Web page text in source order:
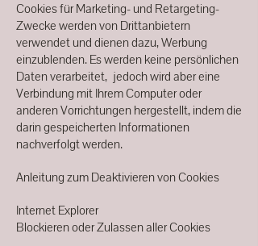
Cookies für Marketing- und Retargeting-
Zwecke werden von Drittanbietern
verwendet und dienen dazu, Werbung
einzublenden. Es werden keine persönlichen
Daten verarbeitet, jedoch wird aber eine
Verbindung mit Ihrem Computer oder
anderen Vorrichtungen hergestellt, indem die
darin gespeicherten Informationen
nachverfolgt werden.
Anleitung zum Deaktivieren von Cookies
Internet Explorer
Blockieren oder Zulassen aller Cookies